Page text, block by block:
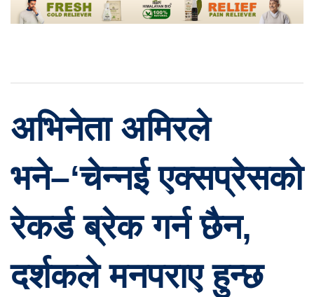
अभिनेता अमिरले
भने–‘चेन्नई एक्सप्रेसको
रेकर्ड ब्रेक गर्न छैन,
दर्शकले मनपराए हुन्छ